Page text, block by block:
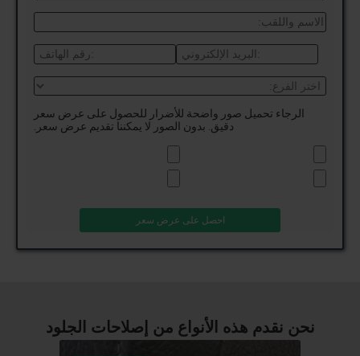
الرجاء تحميل صور واضحة للأضرار للحصول على عرض سعر
دقيق. بدون الصور لا يمكننا تقديم عرض سعر.
نحن نقدم هذه الأنواع من إصلاحات الجلود